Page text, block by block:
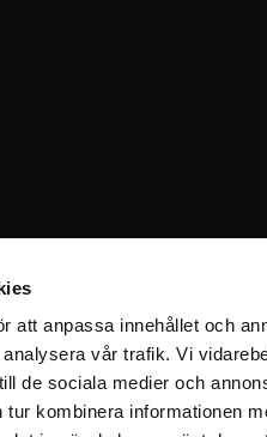
att anpassa innehållet och
vår trafik. Vi
de sociala medier och
kombinera informationen